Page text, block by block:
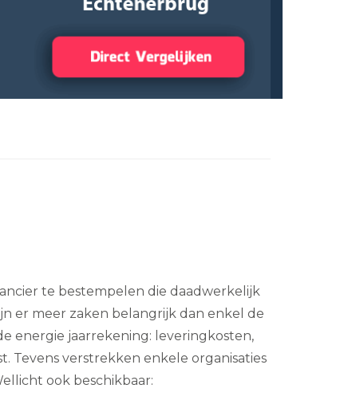
te bestempelen die daadwerkelijk
er meer zaken belangrijk dan enkel de
energie jaarrekening: leveringkosten,
Tevens verstrekken enkele organisaties
ook beschikbaar: